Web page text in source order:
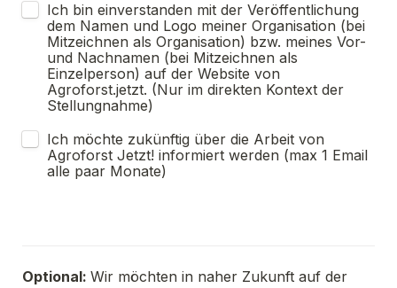
Ich bin einverstanden mit der Veröffentlichung
dem Namen und Logo meiner Organisation (bei
Mitzeichnen als Organisation) bzw. meines Vor-
und Nachnamen (bei Mitzeichnen als
Einzelperson) auf der Website von
Agroforst.jetzt. (Nur im direkten Kontext der
Stellungnahme)
Ich möchte zukünftig über die Arbeit von
Agroforst Jetzt! informiert werden (max 1 Email
alle paar Monate)
Optional: Wir möchten in naher Zukunft auf der